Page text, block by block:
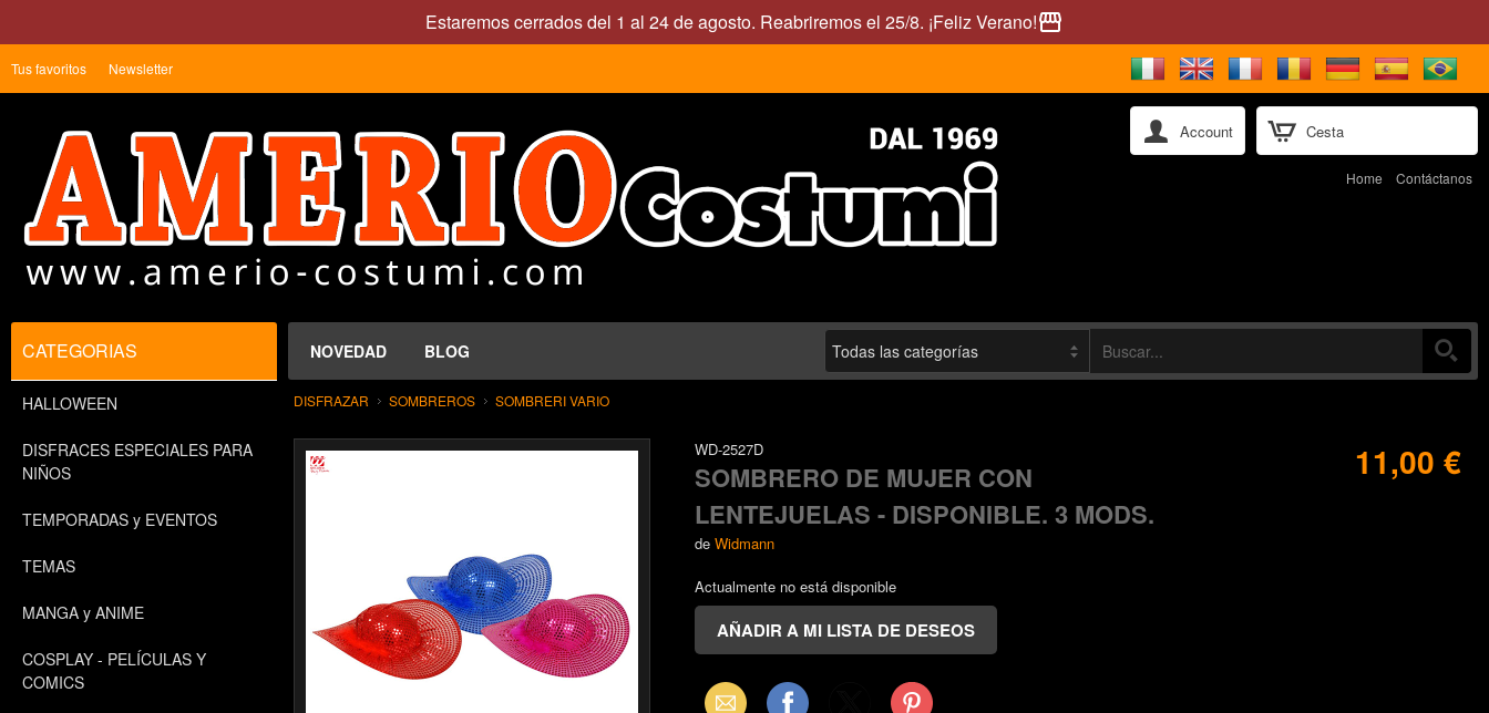
Estaremos cerrados del 1 al 24 de agosto. Reabriremos el 25/8. ¡Feliz Verano!storefront
Cesta
Tus favoritos Newsletter
Account
Home Contáctanos
NOVEDAD BLOG
CATEGORIAS
HALLOWEEN
DISFRACES ESPECIALES PARA
NIÑOS
TEMPORADAS y EVENTOS
TEMAS
MANGA y ANIME
COSPLAY - PELÍCULAS Y
COMICS
DISFRAZAR SOMBREROS SOMBRERI VARIO
WD-2527D
SOMBRERO DE MUJER CON
LENTEJUELAS - DISPONIBLE. 3 MODS.
de Widmann
11,00 €
Actualmente no está disponible
Email Facebook Pinterest